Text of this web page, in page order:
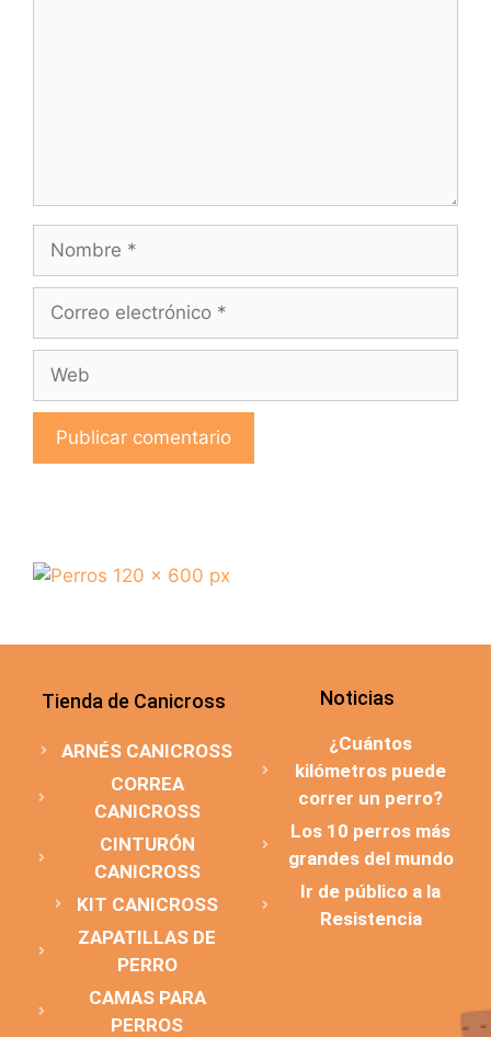
Tienda de Canicross
ARNÉS CANICROSS
CORREA
CANICROSS
CINTURÓN
CANICROSS
KIT CANICROSS
ZAPATILLAS DE
PERRO
CAMAS PARA
PERROS
Noticias
¿Cuántos
kilómetros puede
correr un perro?
Los 10 perros más
grandes del mundo
Ir de público a la
Resistencia